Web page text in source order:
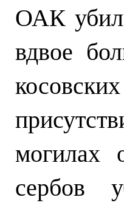
ОАК
вдвое
могилах
сербов